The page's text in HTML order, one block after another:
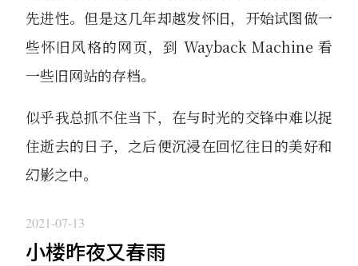
先进性。但是这几年却越发怀旧，开始试图做一
些怀旧风格的网页，到 Wayback Machine 看
一些旧网站的存档。
似乎我总抓不住当下，在与时光的交锋中难以捉
住逝去的日子，之后便沉浸在回忆往日的美好和
幻影之中。
2021-07-13
小楼昨夜又春雨